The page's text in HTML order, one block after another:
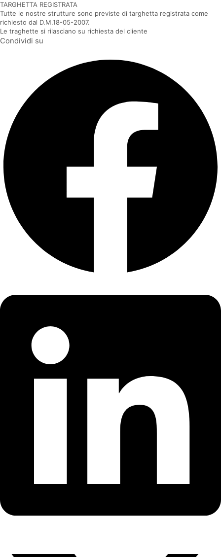
TARGHETTA REGISTRATA
Tutte le nostre strutture sono previste di targhetta registrata come
richiesto dal D.M.18-05-2007.
Le traghette si rilasciano su richiesta del cliente
Condividi su